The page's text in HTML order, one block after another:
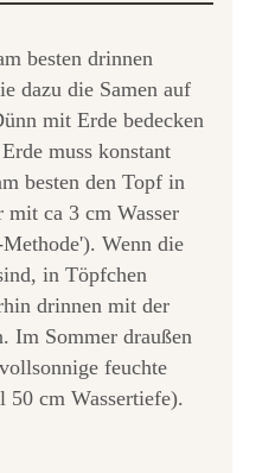
besten drinnen
dazu die Samen auf
mit Erde bedecken
muss konstant
besten den Topf in
mit ca 3 cm Wasser
Wenn die
in Töpfchen
drinnen mit der
Im Sommer draußen
feuchte
50 cm Wassertiefe).